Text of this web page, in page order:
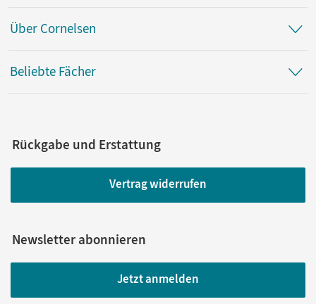
Über Cornelsen
Beliebte Fächer
Rückgabe und Erstattung
Vertrag widerrufen
Newsletter abonnieren
Jetzt anmelden